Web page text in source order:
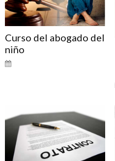
Curso del abogado del
niño